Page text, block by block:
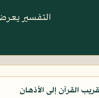
التفسير يعرض
القرآن إلى الأذهان